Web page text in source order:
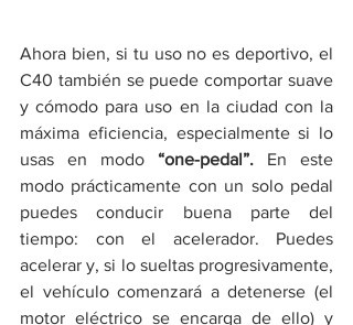
Ahora bien, si tu uso no es deportivo, el
C40 también se puede comportar suave
y cómodo para uso en la ciudad con la
máxima eficiencia, especialmente si lo
usas en modo “one-pedal”. En este
modo prácticamente con un solo pedal
puedes conducir buena parte del
tiempo: con el acelerador. Puedes
acelerar y, si lo sueltas progresivamente,
el vehículo comenzará a detenerse (el
motor eléctrico se encarga de ello) y